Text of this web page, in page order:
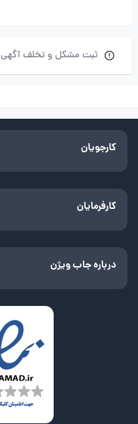
ثبت مشکل و تخلف آگهی
کارجویان
کارفرمایان
درباره جاب ویژن